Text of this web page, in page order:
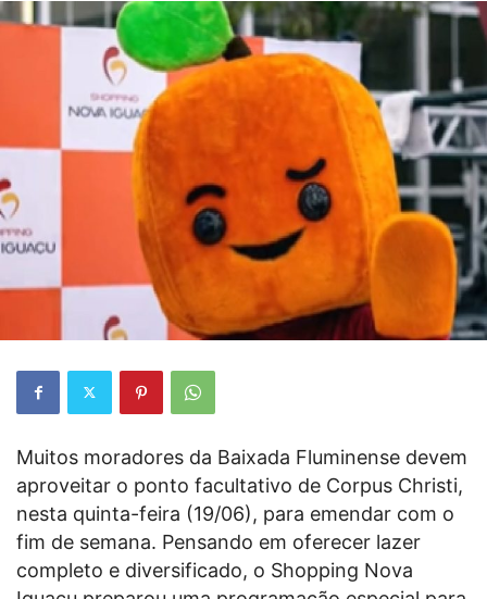
Muitos moradores da Baixada Fluminense devem
aproveitar o ponto facultativo de Corpus Christi,
nesta quinta-feira (19/06), para emendar com o
fim de semana. Pensando em oferecer lazer
completo e diversificado, o Shopping Nova